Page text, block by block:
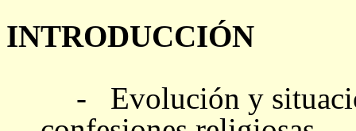
INTRODUCCIÓN
-
Evolución y